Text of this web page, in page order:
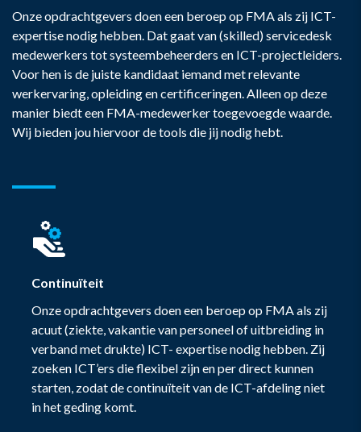
Onze opdrachtgevers doen een beroep op FMA als zij ICT-
expertise nodig hebben. Dat gaat van (skilled) servicedesk
medewerkers tot systeembeheerders en ICT-projectleiders.
Voor hen is de juiste kandidaat iemand met relevante
werkervaring, opleiding en certificeringen. Alleen op deze
manier biedt een FMA-medewerker toegevoegde waarde.
Wij bieden jou hiervoor de tools die jij nodig hebt.
Continuïteit
Onze opdrachtgevers doen een beroep op FMA als zij
acuut (ziekte, vakantie van personeel of uitbreiding in
verband met drukte) ICT- expertise nodig hebben. Zij
zoeken ICT’ers die flexibel zijn en per direct kunnen
starten, zodat de continuïteit van de ICT-afdeling niet
in het geding komt.